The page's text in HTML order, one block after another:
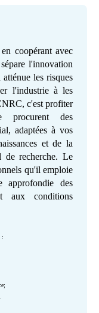
coopérant avec
l'innovation
les risques
l'industrie à les
c'est profiter
procurent des
adaptées à vos
et de la
de recherche. Le
qu'il emploie
approfondie des
aux conditions
: